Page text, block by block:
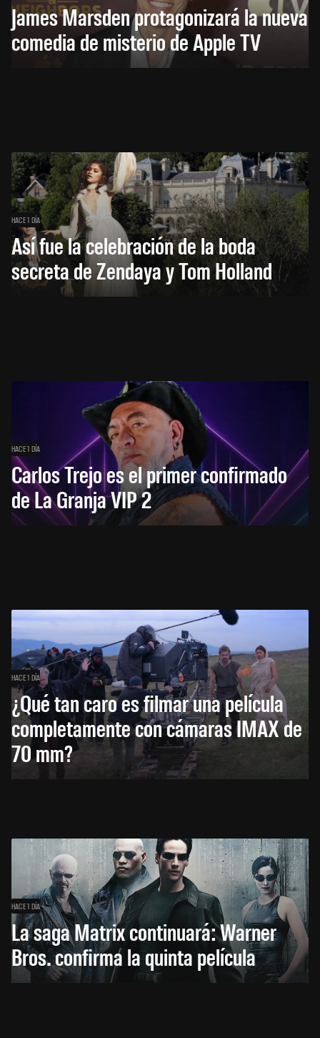
James Marsden protagonizará la nueva
comedia de misterio de Apple TV
HACE 1 DÍA
Así fue la celebración de la boda
secreta de Zendaya y Tom Holland
HACE 1 DÍA
Carlos Trejo es el primer confirmado
de La Granja VIP 2
HACE 1 DÍA
¿Qué tan caro es filmar una película
completamente con cámaras IMAX de
70 mm?
HACE 1 DÍA
La saga Matrix continuará: Warner
Bros. confirma la quinta película